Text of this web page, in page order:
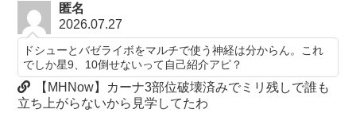
匿名
2026.07.27
ドシューとバゼライボをマルチで使う神経は分からん。これ
でしか星9、10倒せないって自己紹介アピ？
【MHNow】カーナ3部位破壊済みでミリ残しで誰も
立ち上がらないから見学してたわ